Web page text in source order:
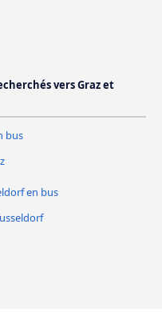
vers Graz et
bus
en bus